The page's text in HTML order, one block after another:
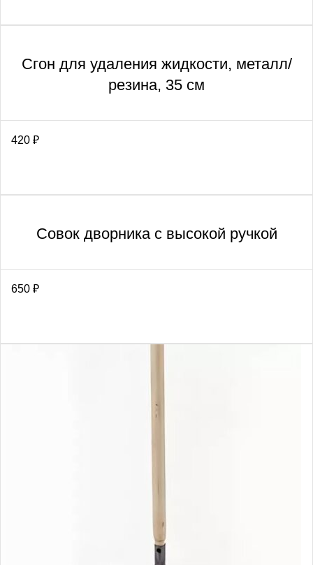
Сгон для удаления жидкости, металл/
резина, 35 см
420 ₽
Совок дворника с высокой ручкой
650 ₽